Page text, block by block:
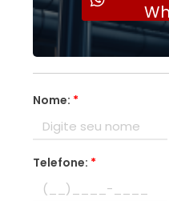
Nome: *
Telefone: *